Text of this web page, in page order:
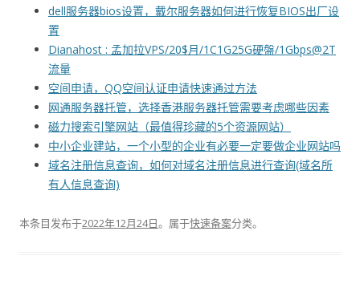
dell服务器bios设置，戴尔服务器如何进行恢复BIOS出厂设
置
Dianahost : 孟加拉VPS/20$月/1C1G25G硬盤/1Gbps@2T
流量
空间申请，QQ空间认证申请快速通过方法
网通服务器托管，选择香港服务器托管需要考虑哪些因素
磁力搜索引擎网站（最值得珍藏的5个资源网站）
中小企业建站，一个小型的企业有必要一定要做企业网站吗
域名注册信息查询，如何对域名注册信息进行查询(域名所
有人信息查询)
本条目发布于2022年12月24日。属于快速备案分类。